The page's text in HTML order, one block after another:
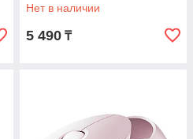
Нет в наличии
5 490 ₸